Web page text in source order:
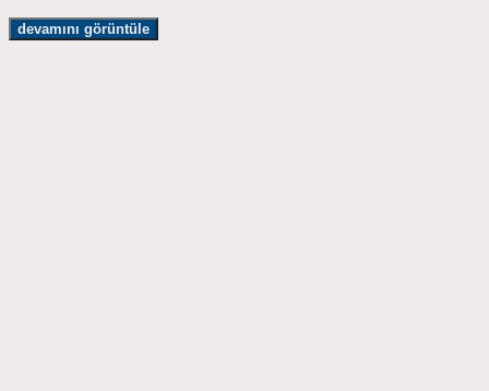
devamını görüntüle